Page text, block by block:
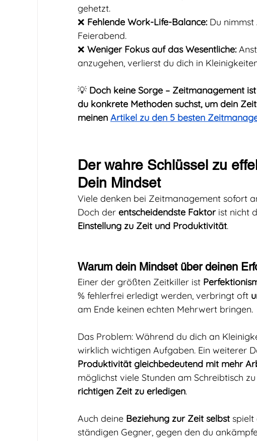
gehetzt.
❌ Fehlende Work-Life-Balance: Du nimmst
Feierabend.
❌ Weniger Fokus auf das Wesentliche:
anzugehen, verlierst du dich in
💡 Doch keine Sorge – Zeitmanagement
du konkrete Methoden suchst, um dein
meinen Artikel zu den 5 besten
Der wahre Schlüssel zu
Dein Mindset
Viele denken bei Zeitmanagement sofort
Doch der entscheidendste Faktor ist nicht
Einstellung zu Zeit und Produktivität.
Warum dein Mindset über deinen
Einer der größten Zeitkiller ist
% fehlerfrei erledigt werden, verbringt oft
am Ende keinen echten Mehrwert bringen.
Das Problem: Während du dich an
wirklich wichtigen Aufgaben. Ein weiterer
Produktivität gleichbedeutend mit mehr
möglichst viele Stunden am Schreibtisch
richtigen Zeit zu erledigen.
Auch deine Beziehung zur Zeit selbst spielt
ständigen Gegner, gegen den du